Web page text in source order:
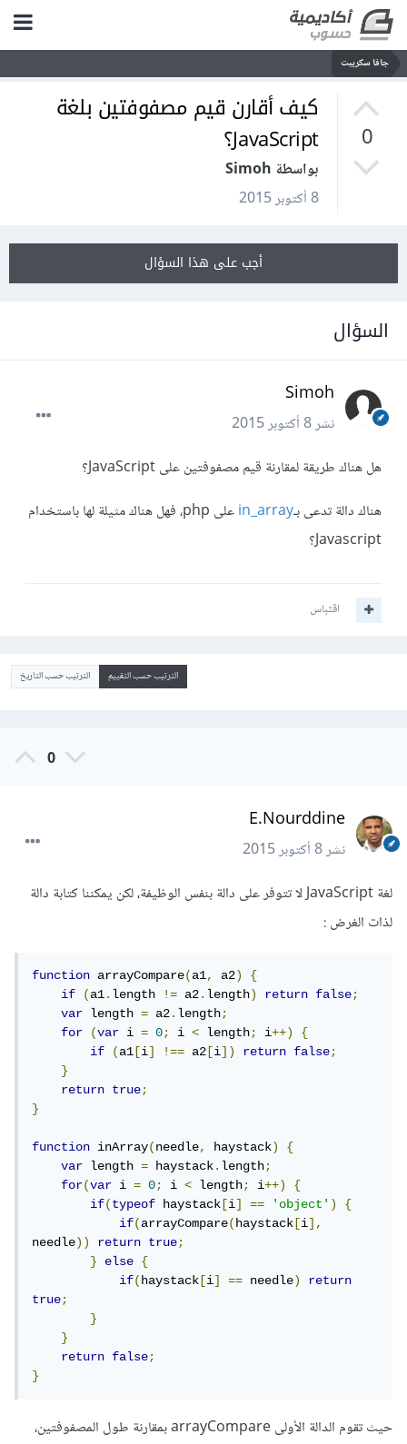
جافا سكريبت
0
كيف أقارن قيم مصفوفتين بلغة
JavaScript؟
بواسطة Simoh
8 أكتوبر 2015
أجب على هذا السؤال
السؤال
Simoh
نشر8 أكتوبر 2015
هل هناك طريقة لمقارنة قيم مصفوفتين على JavaScript؟
هناك دالة تدعى بـin_array
على php، فهل هناك مثيلة لها باستخدام
Javascript؟
اقتباس
الترتيب حسب التقييم الترتيب حسب التاريخ
0
E.Nourddine
نشر8 أكتوبر 2015
لغة JavaScript لا تتوفر على دالة بنفس الوظيفة، لكن يمكننا كتابة دالة
لذات الغرض :
function arrayCompare(a1, a2)
{
if
(a1.length != a2.length) return false;
var length = a2.length;
for
(var i = 0; i < length; i++)
{
if
(a1 [i] !== a2 [i]) return false;
}
return
true;
}
function inArray(needle, haystack)
{
var length = haystack.length;
for(var i = 0; i < length; i++)
{
if(typeof haystack [i] == 'object')
{
if(arrayCompare(haystack [i],
needle)) return true;
}
else
{
if(haystack [i] == needle)
return
true;
}
}
return
false;
}
حيث تقوم الدالة الأولى arrayCompare بمقارنة طول المصفوفتين،